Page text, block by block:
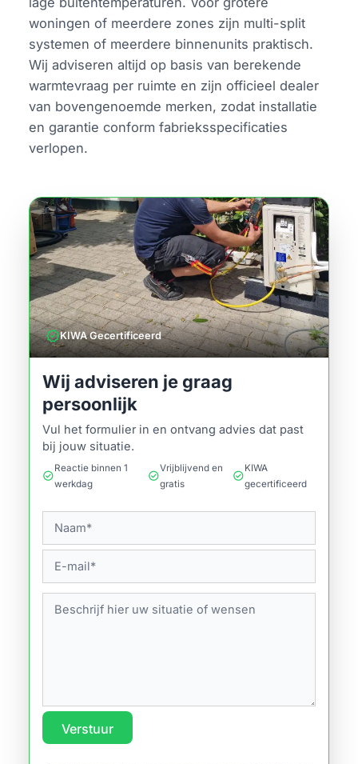
woningen of meerdere zones zijn multi-split
systemen of meerdere binnenunits praktisch.
Wij adviseren altijd op basis van berekende
warmtevraag per ruimte en zijn officieel dealer
van bovengenoemde merken, zodat installatie
en garantie conform fabrieksspecificaties
verlopen.
verifiedKIWA Gecertificeerd
Wij adviseren je graag
persoonlijk
Vul het formulier in en ontvang advies dat past
bij jouw situatie.
check_circle
Reactie binnen 1
werkdag
check_circle
Vrijblijvend en
gratis
check_circle
KIWA
gecertificeerd
Verstuur